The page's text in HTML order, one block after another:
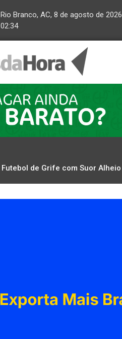
Rio Branco, AC, 8 de agosto de 2026
02:34
Futebol de Grife com Suor Alheio